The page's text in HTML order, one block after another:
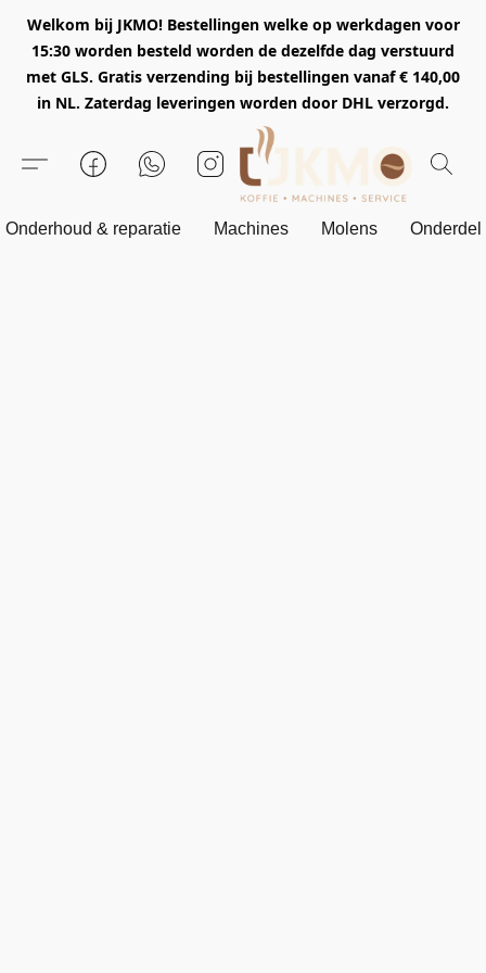
Welkom bij JKMO! Bestellingen welke op werkdagen voor
15:30 worden besteld worden de dezelfde dag verstuurd
met GLS. Gratis verzending bij bestellingen vanaf € 140,00
in NL. Zaterdag leveringen worden door DHL verzorgd.
Onderhoud & reparatie Machines Molens